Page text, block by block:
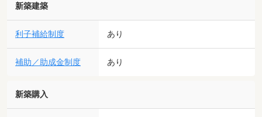
新築建築
利子補給制度 あり
補助／助成金制度 あり
新築購入